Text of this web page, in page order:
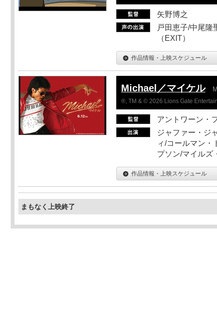
矢野博之
戸田恵子/中尾隆
（EXIT）
作品情報・上映スケジュール
Michael／マイケル
®, TM & © 2026 Lions Gate
アントワーン・
ジャファー・ジ
ィ/コールマン・
プソン/マイルズ
作品情報・上映スケジュール
まもなく上映終了